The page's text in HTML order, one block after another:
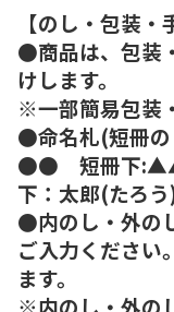
【のし・包装・
●商品は、包装
けします。
※一部簡易包装
●命名札(短冊の
●● 短冊下
下：太郎(たろ
●内のし・外の
ご入力ください
ます。
※内のし・外の